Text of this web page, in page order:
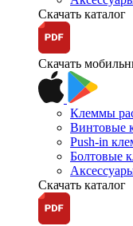
Скачать каталог
Скачать
Клеммы
Винтовые
Push-in
Болтовые
Скачать каталог